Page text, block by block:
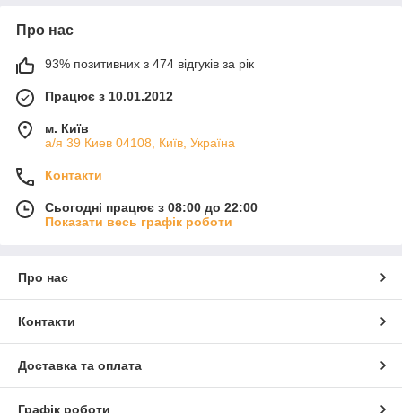
Про нас
93% позитивних з 474 відгуків за рік
Працює з 10.01.2012
м. Київ
а/я 39 Киев 04108, Київ, Україна
Контакти
Сьогодні працює з 08:00 до 22:00
Показати весь графік роботи
Про нас
Контакти
Доставка та оплата
Графік роботи